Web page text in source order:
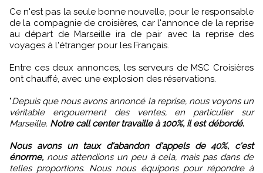
Ce n'est pas la seule bonne nouvelle, pour le responsable
de la compagnie de croisières, car l'annonce de la reprise
au départ de Marseille ira de pair avec la reprise des
voyages à l'étranger pour les Français.
Entre ces deux annonces, les serveurs de MSC Croisières
ont chauffé, avec une explosion des réservations.
"Depuis que nous avons annoncé la reprise, nous voyons un
véritable engouement des ventes, en particulier sur
Marseille. Notre call center travaille à 100%, il est débordé.
Nous avons un taux d'abandon d'appels de 40%, c'est
énorme,nous attendions un peu à cela, mais pas dans de
telles proportions. Nous nous équipons pour répondre à